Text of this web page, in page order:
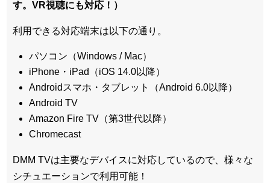
す。VR視聴にも対応！）
利用できる対応端末は以下の通り。
パソコン（Windows / Mac）
iPhone・iPad（iOS 14.0以降）
Androidスマホ・タブレット（Android 6.0以降）
Android TV
Amazon Fire TV（第3世代以降）
Chromecast
DMM TVは主要なデバイスに対応しているので、 様々な
シチュエーションで利用可能！